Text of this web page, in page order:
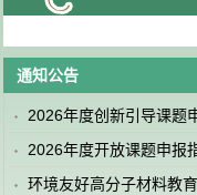
通知公告
2026年度创新引导课题
南
2026年度开放课题申报
环境友好高分子材料教